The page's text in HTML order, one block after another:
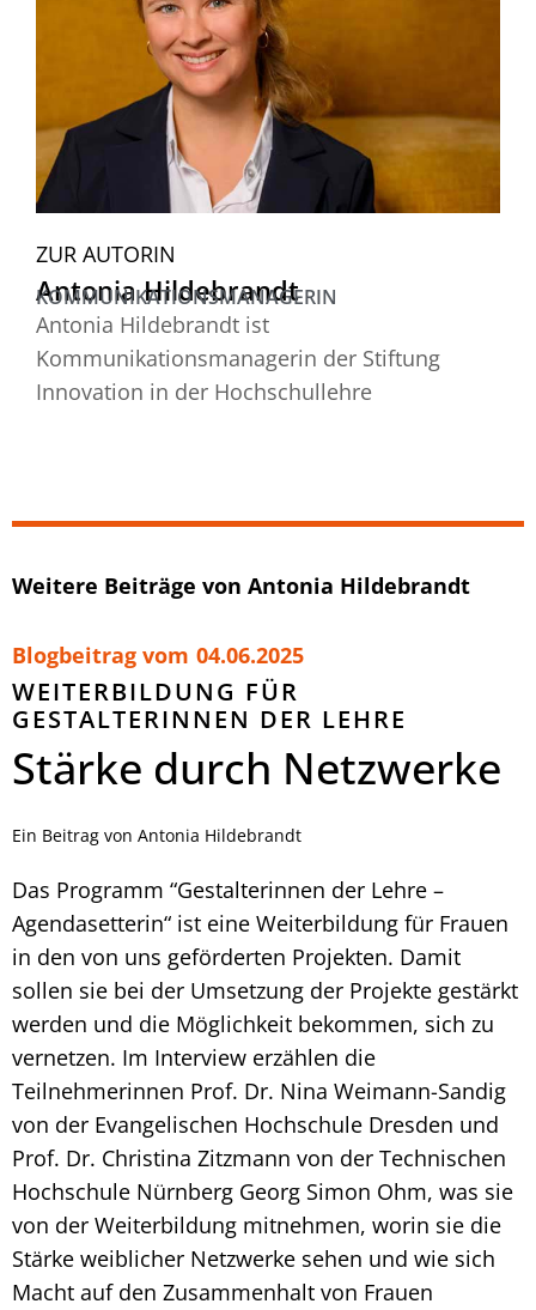
ZUR AUTORIN
Antonia Hildebrandt
KOMMUNIKATIONSMANAGERIN
Antonia Hildebrandt ist
Kommunikationsmanagerin der Stiftung
Innovation in der Hochschullehre
Weitere Beiträge von Antonia Hildebrandt
Blogbeitrag vom 04.06.2025
WEITERBILDUNG FÜR
GESTALTERINNEN DER LEHRE
Stärke durch Netzwerke
Ein Beitrag von Antonia Hildebrandt
Das Programm “Gestalterinnen der Lehre –
Agendasetterin“ ist eine Weiterbildung für Frauen
in den von uns geförderten Projekten. Damit
sollen sie bei der Umsetzung der Projekte gestärkt
werden und die Möglichkeit bekommen, sich zu
vernetzen. Im Interview erzählen die
Teilnehmerinnen Prof. Dr. Nina Weimann-Sandig
von der Evangelischen Hochschule Dresden und
Prof. Dr. Christina Zitzmann von der Technischen
Hochschule Nürnberg Georg Simon Ohm, was sie
von der Weiterbildung mitnehmen, worin sie die
Stärke weiblicher Netzwerke sehen und wie sich
Macht auf den Zusammenhalt von Frauen